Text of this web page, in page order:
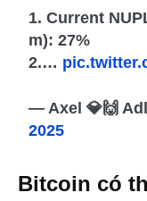
1. Current
m): 27%
2.…
— Axel 💎🙌
2025
Bitcoin có